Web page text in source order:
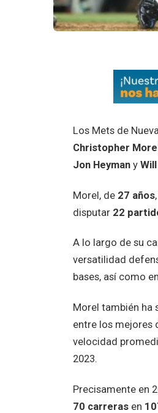
Los Mets de
Christopher Morel
Jon Heymany
Morel, de 27 años
disputar 22
A lo largo de su
versatilidad
bases, así como
Morel también ha
entre los mejores
velocidad
2023.
Precisamente en
70 carrerasen